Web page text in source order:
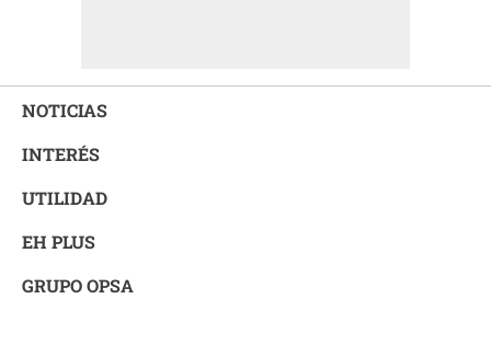
NOTICIAS
INTERÉS
UTILIDAD
EH PLUS
GRUPO OPSA